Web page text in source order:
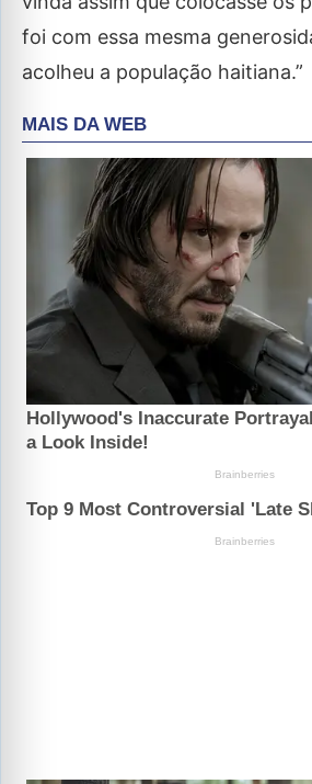
foi com essa mesma
acolheu a população haitiana.”